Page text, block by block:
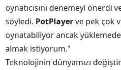
oynatıcısını denemeyi önerdi
söyledi. PotPlayerve pek çok
oynatabiliyor ancak
almak istiyorum."
Teknolojinin dünyamızı